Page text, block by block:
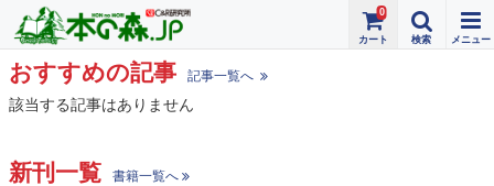
0
おすすめの記事 記事一覧へ
該当する記事はありません
新刊一覧 書籍一覧へ